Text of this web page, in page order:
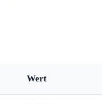
Wert